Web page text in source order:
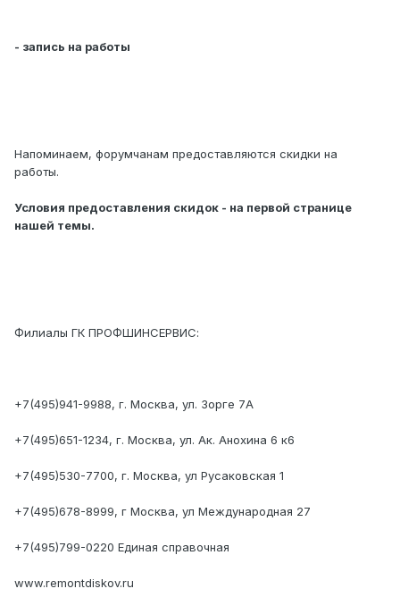
- запись на работы
Напоминаем, форумчанам предоставляются скидки на
работы.
Условия предоставления скидок - на первой странице
нашей темы.
Филиалы ГК ПРОФШИНСЕРВИС:
+7(495)941-9988, г. Москва, ул. Зорге 7А
+7(495)651-1234, г. Москва, ул. Ак. Анохина 6 к6
+7(495)530-7700, г. Москва, ул Русаковская 1
+7(495)678-8999, г Москва, ул Международная 27
+7(495)799-0220 Единая справочная
www.remontdiskov.ru